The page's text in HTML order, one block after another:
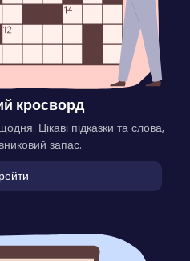
кросворд
Цікаві підказки та слова,
запас.